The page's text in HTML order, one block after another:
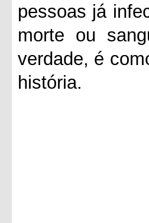
pessoas já
morte ou
verdade, é
história.